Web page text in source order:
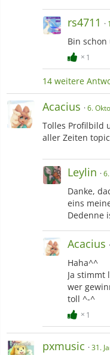
rs4711
Bin
1
14 weitere
Acacius 6.
Tolles Profilbild
aller Zeiten
Leylin
Danke,
eins
Dedenne
Acacius
Haha^^
Ja stimmt
wer
toll ^-^
1
pxmusic 31.